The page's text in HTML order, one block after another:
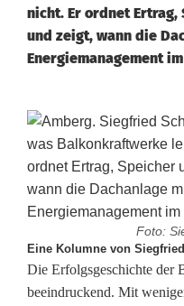
nicht. Er ordnet Ertrag,
und zeigt, wann die
Energiemanagement
Foto:
I
m
Eine Kolumne von
Die Erfolgsgeschichte der
beeindruckend. Mit